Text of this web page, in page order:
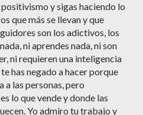
y sigas haciendo lo
que más se llevan y que
son los adictivos, los
ni aprendes nada, ni son
ni requieren una inteligencia
has negado a hacer porque
a las personas, pero
lo que vende y donde las
Yo admiro tu trabajo y